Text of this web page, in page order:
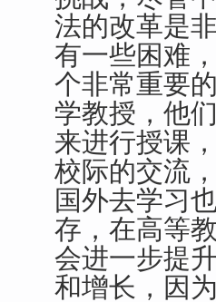
法的改革是
有一些困难
个非常重要
学教授，他
来进行授课
校际的交流
国外去学习
存，在高等
会进一步提
和增长，因